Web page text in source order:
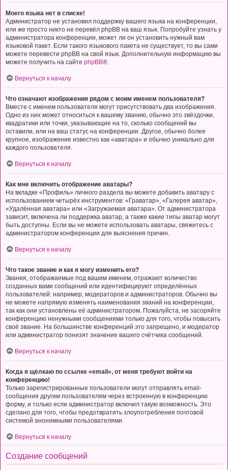
Моего языка нет в списке!
Администратор не установил поддержку вашего языка на конференции,
или же просто никто не перевёл phpBB на ваш язык. Попробуйте узнать у
администратора конференции, может ли он установить нужный вам
языковой пакет. Если такого языкового пакета не существует, то вы сами
можете перевести phpBB на свой язык. Дополнительную информацию вы
можете получить на сайте phpBB®.
Вернуться к началу
Что означают изображения рядом с моим именем пользователя?
Вместе с именем пользователя могут присутствовать два изображения.
Одно из них может относиться к вашему званию, обычно это звёздочки,
квадратики или точки, указывающие на то, сколько сообщений вы
оставили, или на ваш статус на конференции. Другое, обычно более
крупное, изображение известно как «аватара» и обычно уникально для
каждого пользователя.
Вернуться к началу
Как мне включить отображение аватары?
На вкладке «Профиль» личного раздела вы можете добавить аватару с
использованием четырёх инструментов: «Граватар», «Галерея аватар»,
«Удалённая аватара» или «Загружаемая аватара». От администратора
зависит, включена ли поддержка аватар, а также какие типы аватар могут
быть доступны. Если вы не можете использовать аватары, свяжитесь с
администратором конференции для выяснения причин.
Вернуться к началу
Что такое звание и как я могу изменить его?
Звания, отображаемые под вашим именем, отражают количество
созданных вами сообщений или идентифицируют определённых
пользователей: например, модераторов и администраторов. Обычно вы
не можете напрямую изменять наименования званий на конференции,
так как они установлены её администратором. Пожалуйста, не засоряйте
конференцию ненужными сообщениями только для того, чтобы повысить
своё звание. На большинстве конференций это запрещено, и модератор
или администратор понизят значение вашего счётчика сообщений.
Вернуться к началу
Когда я щёлкаю по ссылке «email», от меня требуют войти на
конференцию!
Только зарегистрированные пользователи могут отправлять email-
сообщения другим пользователям через встроенную в конференцию
форму, и только если администратор включил такую возможность. Это
сделано для того, чтобы предотвратить злоупотребления почтовой
системой анонимными пользователями.
Вернуться к началу
Создание сообщений